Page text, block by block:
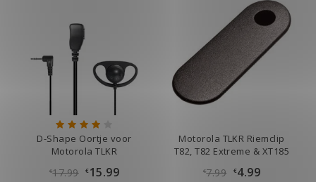
D-Shape Oortje voor
Motorola TLKR
€17.99 €15.99
Motorola TLKR Riemclip
T82, T82 Extreme & XT185
€7.99 €4.99